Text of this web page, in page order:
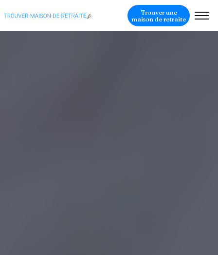
Trouver une
maison de retraite